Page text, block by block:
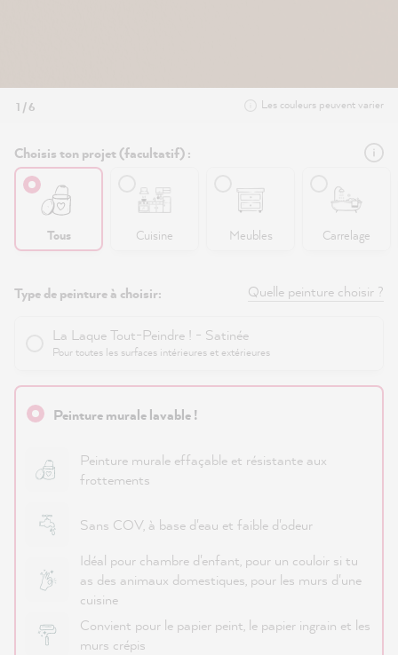
1 / 6 Les couleurs peuvent varier
Choisis ton projet (facultatif) :
Tous Cuisine Meubles Carrelage
Type de peinture à choisir: Quelle peinture choisir ?
La Laque Tout-Peindre ! - Satinée
Pour toutes les surfaces intérieures et extérieures
Peinture murale lavable !
Peinture murale effaçable et résistante aux
frottements
Sans COV, à base d'eau et faible d'odeur
Idéal pour chambre d'enfant, pour un couloir si tu
as des animaux domestiques, pour les murs d'une
cuisine
Convient pour le papier peint, le papier ingrain et les
murs crépis